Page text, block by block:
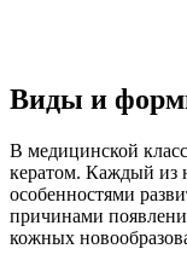
Виды и
В медицинской
кератом. Каждый из
особенностями
причинами
кожных